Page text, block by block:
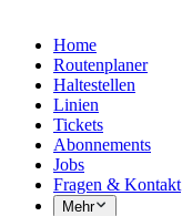
Home
Routenplaner
Haltestellen
Linien
Tickets
Abonnements
Jobs
Fragen & Kontakt
Mehr